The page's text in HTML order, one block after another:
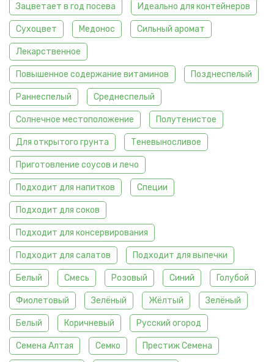
Зацветает в год посева Идеально для контейнеров
Сухоцвет Медонос Сильный аромат
Лекарственное
Повышенное содержание витаминов Позднеспелый
Раннеспелый Среднеспелый
Солнечное местоположение Полутенистое
Для открытого грунта Теневыносливое
Приготовление соусов и лечо
Подходит для напитков Специи
Подходит для соков
Подходит для консервирования
Подходит для салатов Подходит для выпечки
Белый Смесь Розовый Синий Голубой
Фиолетовый Зелёный Жёлтый Зелёный
Белый Коричневый Русский огород
Семена Алтая Семко Престиж Семена